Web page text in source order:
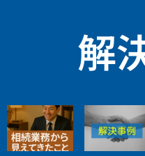
解